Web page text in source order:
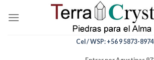
Cel / WSP: +56 9 5873-8974